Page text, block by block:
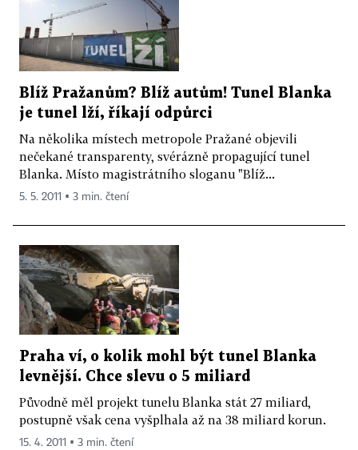
Blíž Pražanům? Blíž autům! Tunel Blanka
je tunel lží, říkají odpůrci
Na několika místech metropole Pražané objevili
nečekané transparenty, svérázně propagující tunel
Blanka. Místo magistrátního sloganu "Blíž...
5. 5. 2011 ▪ 3 min. čtení
Praha ví, o kolik mohl být tunel Blanka
levnější. Chce slevu o 5 miliard
Původně měl projekt tunelu Blanka stát 27 miliard,
postupně však cena vyšplhala až na 38 miliard korun.
15. 4. 2011 ▪ 3 min. čtení